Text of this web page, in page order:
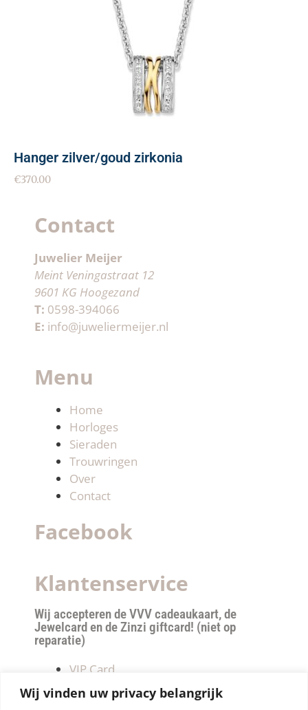
Wij vinden uw privacy belangrijk
Hanger zilver/goud zirkonia
€370.00
Contact
Juwelier Meijer
Meint Veningastraat 12
9601 KG Hoogezand
T: 0598-394066
E: info@juweliermeijer.nl
Menu
Home
Horloges
Sieraden
Trouwringen
Over
Contact
Facebook
Klantenservice
Wij accepteren de VVV cadeaukaart, de
Jewelcard en de Zinzi giftcard! (niet op
reparatie)
VIP Card
Retourneren
Betalen & verzendkosten